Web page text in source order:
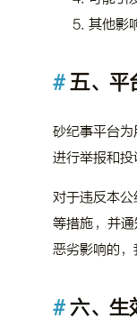
其他影
五、平
砂纪事平台
进行举报和
对于违反本
等措施，并
恶劣影响的，
六、生